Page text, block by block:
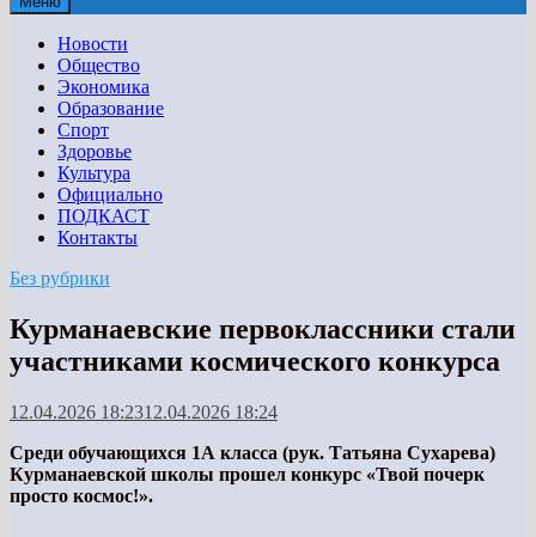
Новости
Общество
Экономика
Образование
Спорт
Здоровье
Культура
Официально
ПОДКАСТ
Контакты
Без рубрики
Курманаевские первоклассники стали
участниками космического конкурса
12.04.2026 18:2312.04.2026 18:24
Среди обучающихся 1А класса (рук. Татьяна Сухарева)
Курманаевской школы прошел конкурс «Твой почерк
просто космос!».